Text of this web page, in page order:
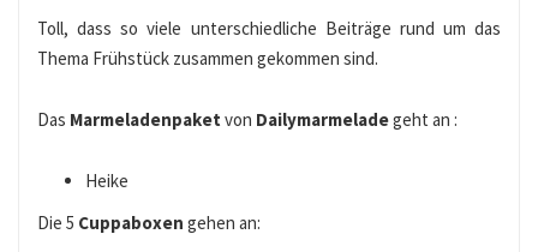
Toll, dass so viele unterschiedliche Beiträge rund um das
Thema Frühstück zusammen gekommen sind.
Das Marmeladenpaket von Dailymarmeladegeht an :
Heike
Die 5 Cuppaboxen gehen an: